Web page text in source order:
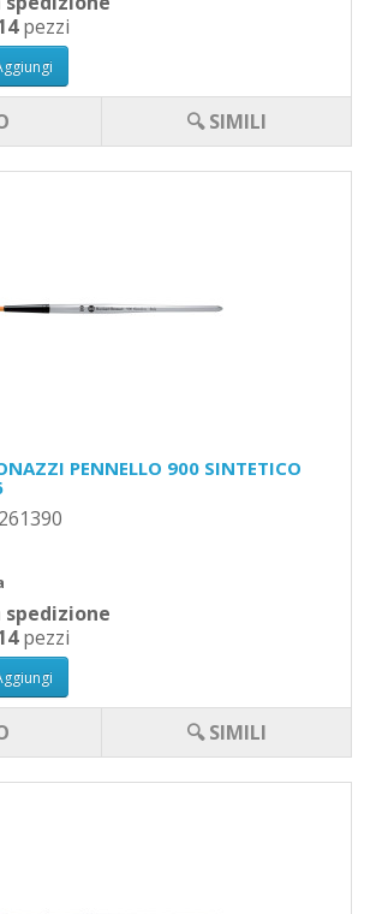
pezzi
🔍 SIMILI
PENNELLO 900 SINTETICO
pezzi
🔍 SIMILI